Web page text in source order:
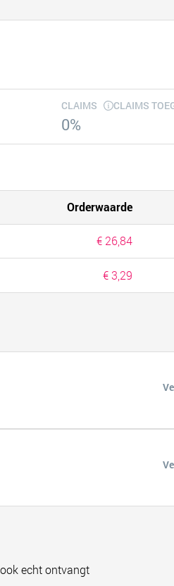
CLAIMS
0%
CLAIMS
Orderwaarde
€ 26,84
€ 3,29
echt ontvangt